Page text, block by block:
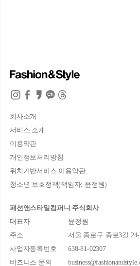
회사소개
서비스 소개
이용약관
개인정보처리방침
위치기반서비스 이용약관
청소년 보호정책(책임자: 윤정원)
패션앤스타일컴퍼니 주식회사
대표자
윤정원
주소
서울 종로구 종로3길
사업자등록번호
638-81-02307
비즈니스 문의